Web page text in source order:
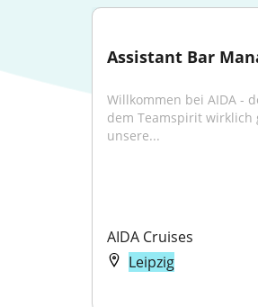
Assistant Bar
Willkommen bei AIDA -
dem Teamspirit wirklich
unsere...
AIDA Cruises
Leipzig